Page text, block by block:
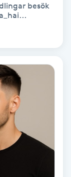
besök